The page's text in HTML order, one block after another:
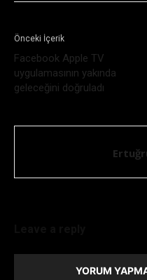
Önceki İçerik
Facebook Apple TV
uygulamasının yakında
geleceğini doğruladı
YORUM